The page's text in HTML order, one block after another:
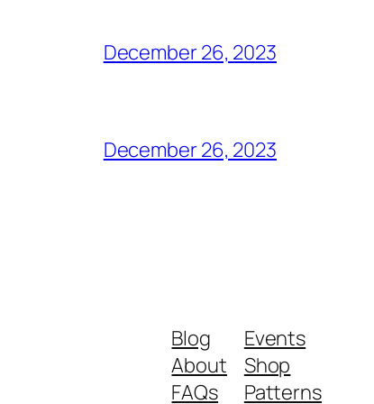
December 26, 2023
December 26, 2023
Blog
About
FAQs
Events
Shop
Patterns